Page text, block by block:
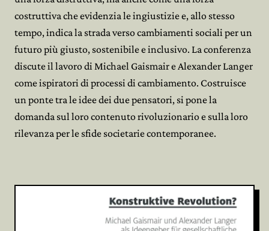
costruttiva che evidenzia le ingiustizie e, allo stesso
tempo, indica la strada verso cambiamenti sociali per un
futuro più giusto, sostenibile e inclusivo. La conferenza
discute il lavoro di Michael Gaismair e Alexander Langer
come ispiratori di processi di cambiamento. Costruisce
un ponte tra le idee dei due pensatori, si pone la
domanda sul loro contenuto rivoluzionario e sulla loro
rilevanza per le sfide societarie contemporanee.